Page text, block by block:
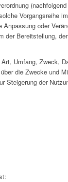
(nachfolgend
Vorgangsreihe
oder
der Bereitstellung,
Umfang, Zweck,
die Zwecke und
Steigerung der